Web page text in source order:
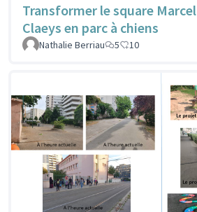
Transformer le square Marcel
Claeys en parc à chiens
Nathalie Berriau
5 10